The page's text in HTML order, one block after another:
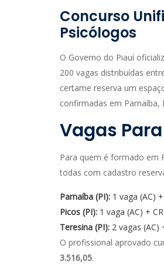
Concurso
Psicólogos
O Governo do Piauí
200 vagas distribuídas
certame reserva um
confirmadas em
Vagas
Para quem é formado em
todas com cadastro
Parnaíba (PI): 1 vaga (AC)
Picos (PI): 1 vaga (AC) + CR
Teresina (PI): 2 vagas (AC)
O profissional aprovado
3.516,05.